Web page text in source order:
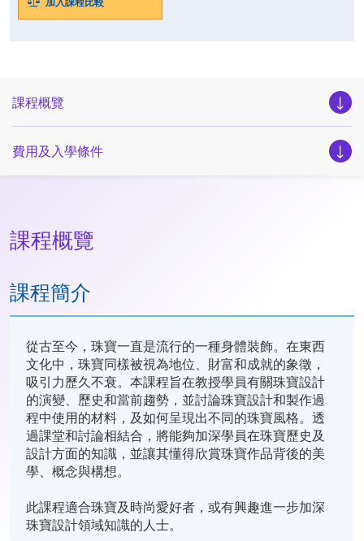
課程概覽
費用及入學條件
課程概覽
課程簡介
從古至今，珠寶一直是流行的一種身體裝飾。在東西
文化中，珠寶同樣被視為地位、財富和成就的象徵，
吸引力歷久不衰。本課程旨在教授學員有關珠寶設計
的演變、歷史和當前趨勢，並討論珠寶設計和製作過
程中使用的材料，及如何呈現出不同的珠寶風格。透
過課堂和討論相結合，將能夠加深學員在珠寶歷史及
設計方面的知識，並讓其懂得欣賞珠寶作品背後的美
學、概念與構想。
此課程適合珠寶及時尚愛好者，或有興趣進一步加深
珠寶設計領域知識的人士。